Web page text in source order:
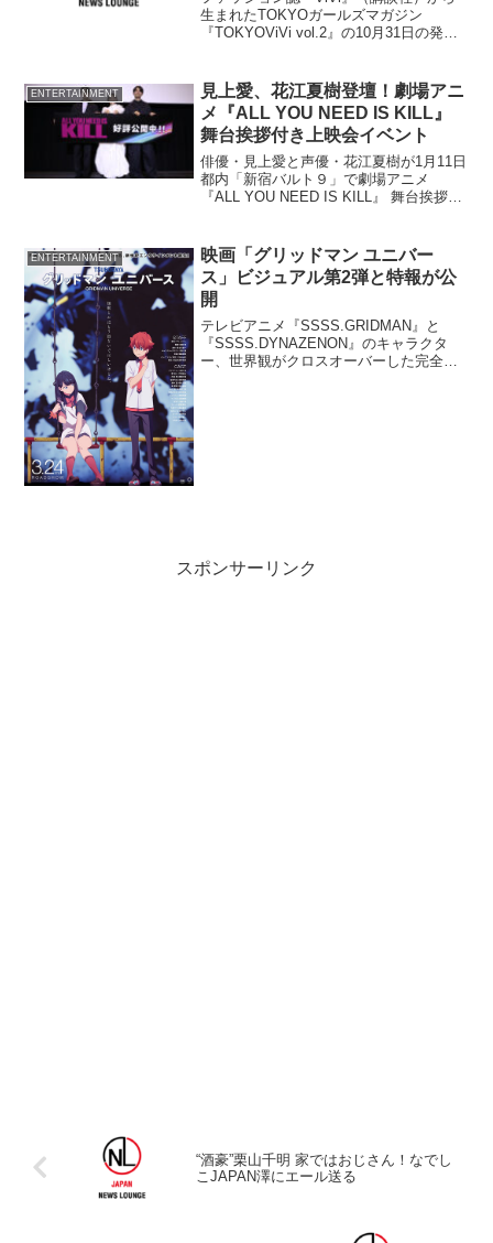
生まれたTOKYOガールズマガジン
『TOKYOViVi vol.2』の10月31日の発売
が開催された。 『TOKYOViV...
ENTERTAINMENT
見上愛、花江夏樹登壇！劇場アニ
メ『ALL YOU NEED IS KILL』
舞台挨拶付き上映会イベント
俳優・見上愛と声優・花江夏樹が1月11日
都内「新宿バルト９」で劇場アニメ
『ALL YOU NEED IS KILL』 舞台挨拶付
ろや制作時のエピソードなど、ここでし
か聞けない貴重なトークを繰り広げた。
ENTERTAINMENT
映画「グリッドマン ユニバー
ス」ビジュアル第2弾と特報が公
開
テレビアニメ『SSSS.GRIDMAN』と
『SSSS.DYNAZENON』のキャラクタ
ー、世界観がクロスオーバーした完全オ
スポンサーリンク
“酒豪”栗山千明 家ではおじさん！なでし
こJAPAN澤にエール送る